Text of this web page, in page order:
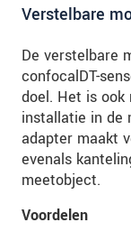
Verstelbare
De verstelbare
confocalDT-
doel. Het is ook
installatie in de
adapter maakt
evenals
meetobject.
Voordelen